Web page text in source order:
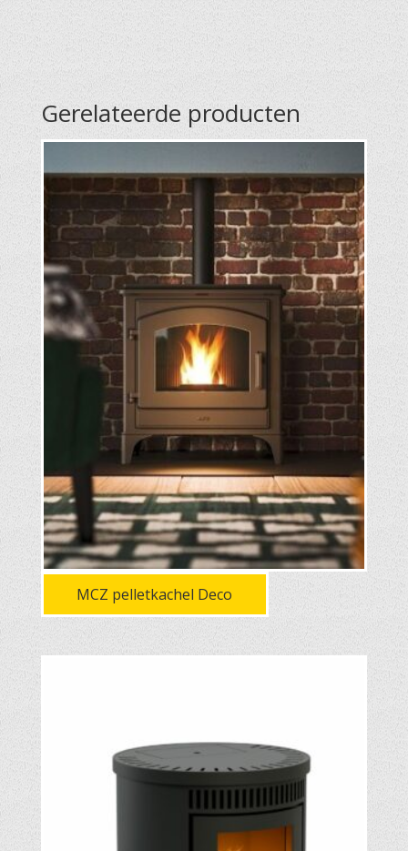
Gerelateerde producten
MCZ pelletkachel Deco